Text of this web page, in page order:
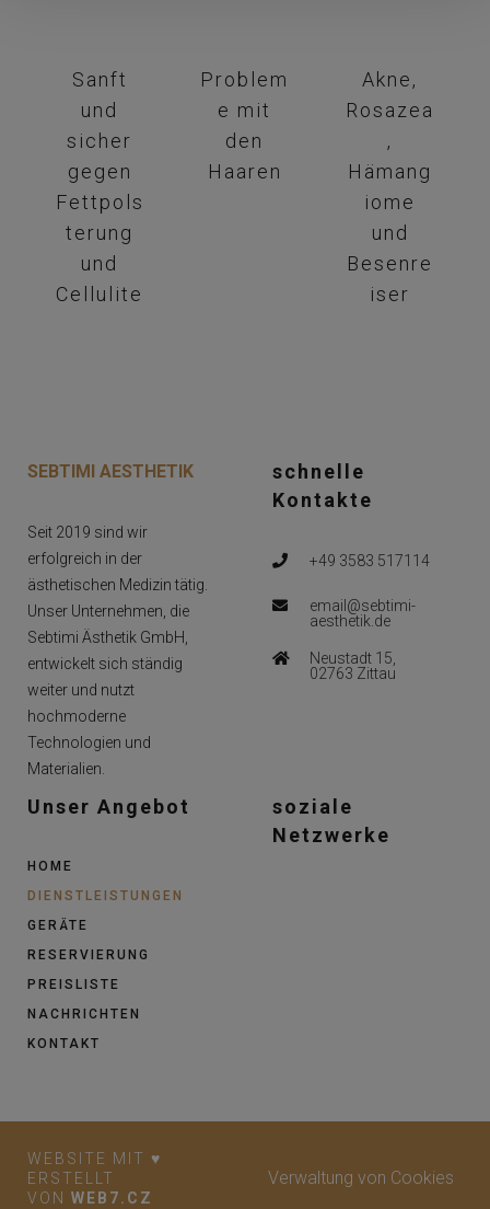
Sanft
und
sicher
gegen
Fettpols
terung
und
Cellulite
Problem
e mit
den
Haaren
Akne,
Rosazea
,
Hämang
iome
und
Besenre
iser
SEBTIMI AESTHETIK
Seit 2019 sind wir
erfolgreich in der
ästhetischen Medizin tätig.
Unser Unternehmen, die
Sebtimi Ästhetik GmbH,
entwickelt sich ständig
weiter und nutzt
hochmoderne
Technologien und
Materialien.
schnelle
Kontakte
+49 3583 517114
email@sebtimi-
aesthetik.de
Neustadt 15,
02763 Zittau
Unser Angebot
HOME
DIENSTLEISTUNGEN
GERÄTE
RESERVIERUNG
PREISLISTE
NACHRICHTEN
KONTAKT
soziale
Netzwerke
WEBSITE MIT ♥
ERSTELLT
VON WEB7.CZ
Verwaltung von Cookies